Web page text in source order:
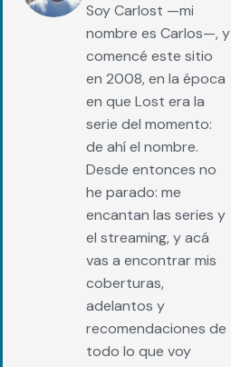
Soy Carlost —mi
nombre es Carlos—, y
comencé este sitio
en 2008, en la época
en que Lost era la
serie del momento:
de ahí el nombre.
Desde entonces no
he parado: me
encantan las series y
el streaming, y acá
vas a encontrar mis
coberturas,
adelantos y
recomendaciones de
todo lo que voy